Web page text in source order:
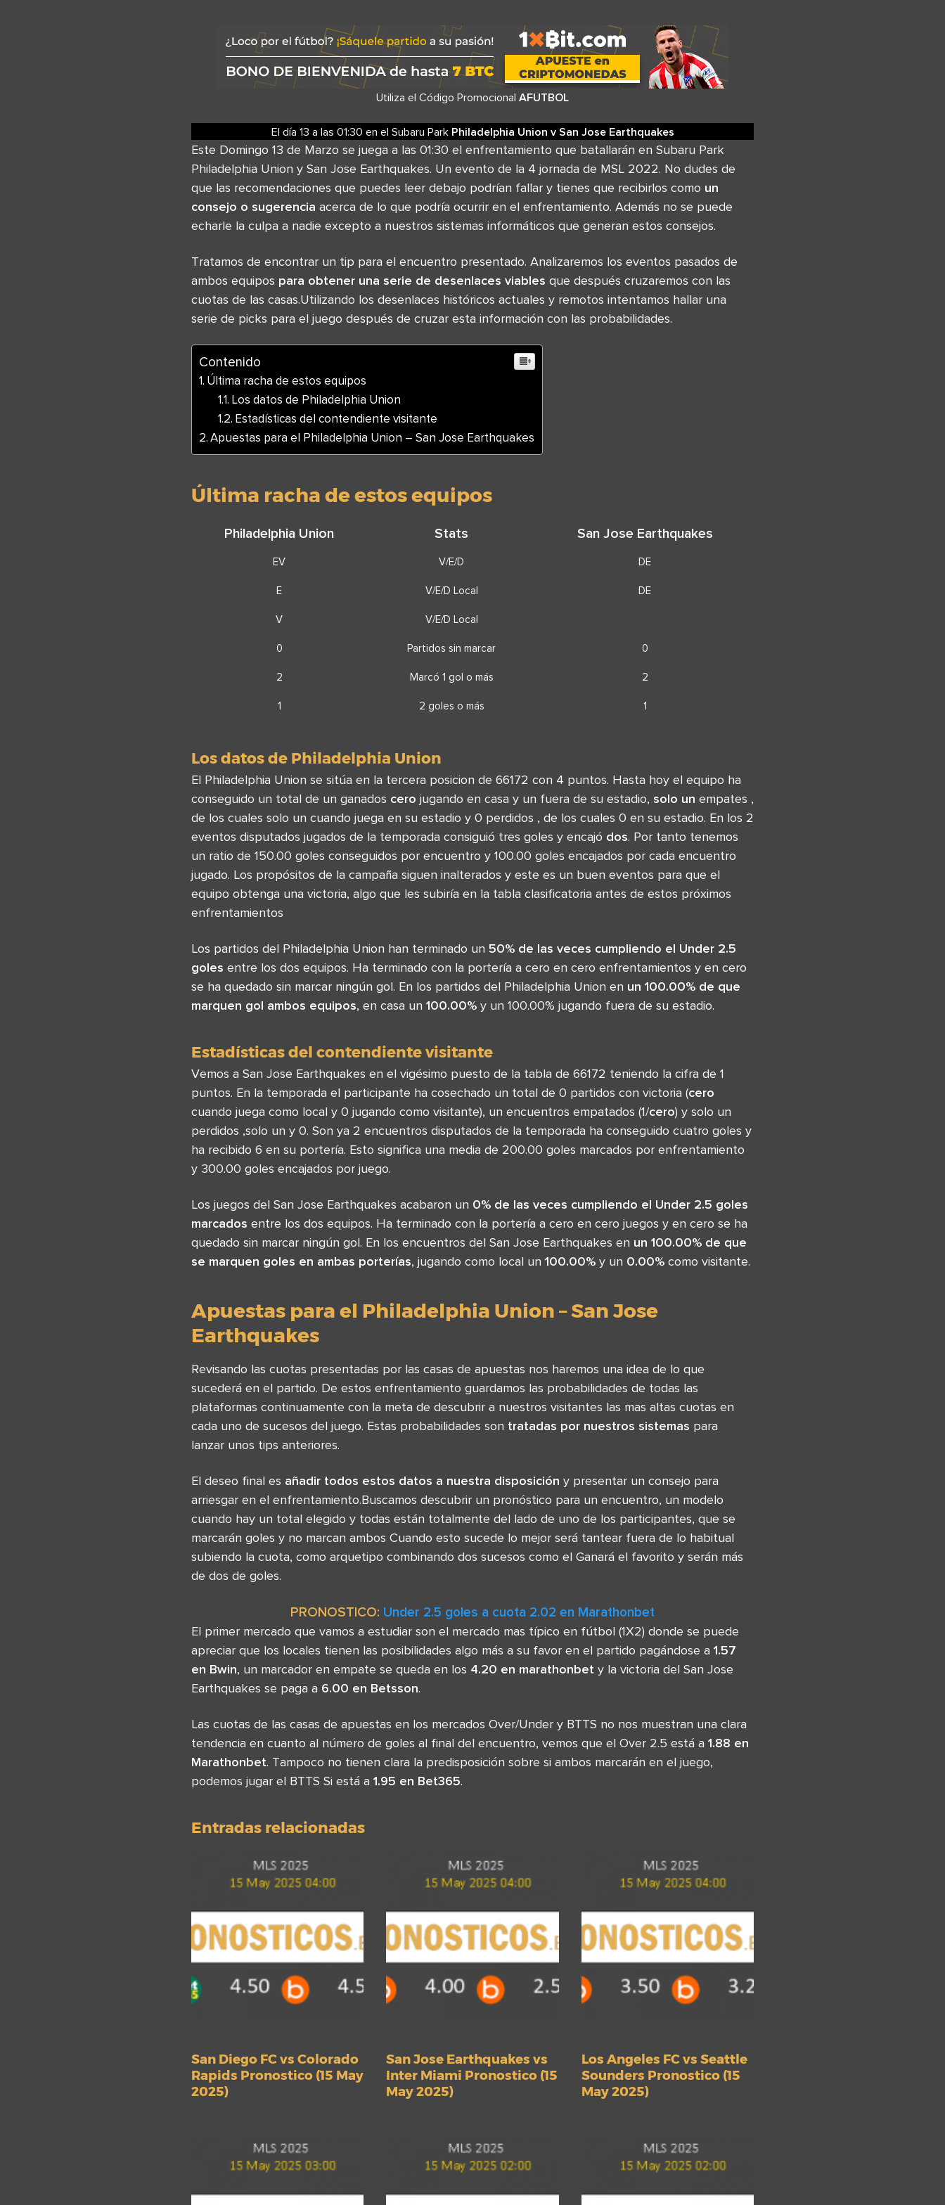
Utiliza el Código Promocional AFUTBOL
El día 13 a las 01:30 en el Subaru Park Philadelphia Union v San Jose Earthquakes
Este Domingo 13 de Marzo se juega a las 01:30 el enfrentamiento que batallarán en Subaru Park
Philadelphia Union y San Jose Earthquakes. Un evento de la 4 jornada de MSL 2022. No dudes de
que las recomendaciones que puedes leer debajo podrían fallar y tienes que recibirlos como un
consejo o sugerencia acerca de lo que podría ocurrir en el enfrentamiento. Además no se puede
echarle la culpa a nadie excepto a nuestros sistemas informáticos que generan estos consejos.
Tratamos de encontrar un tip para el encuentro presentado. Analizaremos los eventos pasados de
ambos equipos para obtener una serie de desenlaces viables que después cruzaremos con las
cuotas de las casas.Utilizando los desenlaces históricos actuales y remotos intentamos hallar una
serie de picks para el juego después de cruzar esta información con las probabilidades.
Contenido
Última racha de estos equipos
Los datos de Philadelphia Union
Estadísticas del contendiente visitante
Apuestas para el Philadelphia Union – San Jose Earthquakes
Última racha de estos equipos
Philadelphia Union Stats San Jose Earthquakes
EV V/E/D DE
E V/E/D Local DE
V V/E/D Local
0 Partidos sin marcar 0
2 Marcó 1 gol o más 2
1 2 goles o más 1
Los datos de Philadelphia Union
El Philadelphia Union se sitúa en la tercera posicion de 66172 con 4 puntos. Hasta hoy el equipo ha
conseguido un total de un ganados cero jugando en casa y un fuera de su estadio, solo un empates ,
de los cuales solo un cuando juega en su estadio y 0 perdidos , de los cuales 0 en su estadio. En los 2
eventos disputados jugados de la temporada consiguió tres goles y encajó dos. Por tanto tenemos
un ratio de 150.00 goles conseguidos por encuentro y 100.00 goles encajados por cada encuentro
jugado. Los propósitos de la campaña siguen inalterados y este es un buen eventos para que el
equipo obtenga una victoria, algo que les subiría en la tabla clasificatoria antes de estos próximos
enfrentamientos
Los partidos del Philadelphia Union han terminado un 50% de las veces cumpliendo el Under 2.5
goles entre los dos equipos. Ha terminado con la portería a cero en cero enfrentamientos y en cero
se ha quedado sin marcar ningún gol. En los partidos del Philadelphia Union en un 100.00% de que
marquen gol ambos equipos, en casa un 100.00% y un 100.00% jugando fuera de su estadio.
Estadísticas del contendiente visitante
Vemos a San Jose Earthquakes en el vigésimo puesto de la tabla de 66172 teniendo la cifra de 1
puntos. En la temporada el participante ha cosechado un total de 0 partidos con victoria (cero
cuando juega como local y 0 jugando como visitante), un encuentros empatados (1/cero) y solo un
perdidos ,solo un y 0. Son ya 2 encuentros disputados de la temporada ha conseguido cuatro goles y
ha recibido 6 en su portería. Esto significa una media de 200.00 goles marcados por enfrentamiento
y 300.00 goles encajados por juego.
Los juegos del San Jose Earthquakes acabaron un 0% de las veces cumpliendo el Under 2.5 goles
marcados entre los dos equipos. Ha terminado con la portería a cero en cero juegos y en cero se ha
quedado sin marcar ningún gol. En los encuentros del San Jose Earthquakes en un 100.00% de que
se marquen goles en ambas porterías, jugando como local un 100.00% y un 0.00% como visitante.
Apuestas para el Philadelphia Union – San Jose
Earthquakes
Revisando las cuotas presentadas por las casas de apuestas nos haremos una idea de lo que
sucederá en el partido. De estos enfrentamiento guardamos las probabilidades de todas las
plataformas continuamente con la meta de descubrir a nuestros visitantes las mas altas cuotas en
cada uno de sucesos del juego. Estas probabilidades son tratadas por nuestros sistemas para
lanzar unos tips anteriores.
El deseo final es añadir todos estos datos a nuestra disposición y presentar un consejo para
arriesgar en el enfrentamiento.Buscamos descubrir un pronóstico para un encuentro, un modelo
cuando hay un total elegido y todas están totalmente del lado de uno de los participantes, que se
marcarán goles y no marcan ambos Cuando esto sucede lo mejor será tantear fuera de lo habitual
subiendo la cuota, como arquetipo combinando dos sucesos como el Ganará el favorito y serán más
de dos de goles.
PRONOSTICO: Under 2.5 goles a cuota 2.02 en Marathonbet
El primer mercado que vamos a estudiar son el mercado mas típico en fútbol (1X2) donde se puede
apreciar que los locales tienen las posibilidades algo más a su favor en el partido pagándose a 1.57
en Bwin, un marcador en empate se queda en los 4.20 en marathonbet y la victoria del San Jose
Earthquakes se paga a 6.00 en Betsson.
Las cuotas de las casas de apuestas en los mercados Over/Under y BTTS no nos muestran una clara
tendencia en cuanto al número de goles al final del encuentro, vemos que el Over 2.5 está a 1.88 en
Marathonbet. Tampoco no tienen clara la predisposición sobre si ambos marcarán en el juego,
podemos jugar el BTTS Si está a 1.95 en Bet365.
Entradas relacionadas
San Diego FC vs Colorado
Rapids Pronostico (15 May
2025)
San Jose Earthquakes vs
Inter Miami Pronostico (15
May 2025)
Los Angeles FC vs Seattle
Sounders Pronostico (15
May 2025)